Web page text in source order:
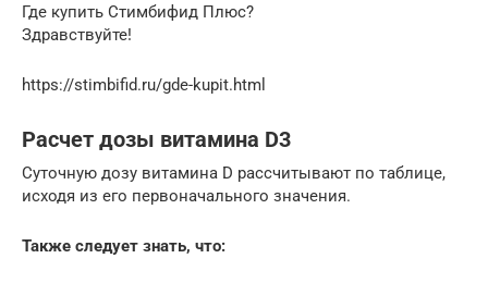
Где купить Стимбифид Плюс?
Здравствуйте!
https://stimbifid.ru/gde-kupit.html
Расчет дозы витамина D3
Суточную дозу витамина D рассчитывают по таблице,
исходя из его первоначального значения.
Также следует знать, что: